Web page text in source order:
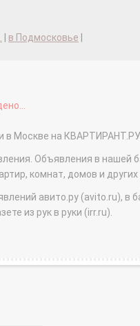
в Подмосковье
в Москве на КВАРТИРАНТ.РУ
Объявления в нашей
комнат, домов и
авито.ру (avito.ru), в
из рук в руки (irr.ru).